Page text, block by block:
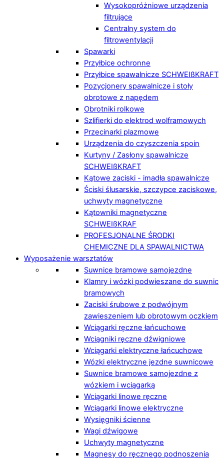
Wysokopróżniowe urządzenia
filtrujące
Centralny system do
filtrowentylacji
Spawarki
Przyłbice ochronne
Przyłbice spawalnicze SCHWEIßKRAFT
Pozycjonery spawalnicze i stoły
obrotowe z napędem
Obrotniki rolkowe
Szlifierki do elektrod wolframowych
Przecinarki plazmowe
Urządzenia do czyszczenia spoin
Kurtyny / Zasłony spawalnicze
SCHWEIßKRAFT
Kątowe zaciski - imadła spawalnicze
Ściski ślusarskie, szczypce zaciskowe,
uchwyty magnetyczne
Kątowniki magnetyczne
SCHWEIßKRAF
PROFESJONALNE ŚRODKI
CHEMICZNE DLA SPAWALNICTWA
Wyposażenie warsztatów
Suwnice bramowe samojezdne
Klamry i wózki podwieszane do suwnic
bramowych
Zaciski śrubowe z podwójnym
zawieszeniem lub obrotowym oczkiem
Wciągarki ręczne łańcuchowe
Wciągniki ręczne dźwigniowe
Wciągarki elektryczne łańcuchowe
Wózki elektryczne jezdne suwnicowe
Suwnice bramowe samojezdne z
wózkiem i wciągarką
Wciągarki linowe ręczne
Wciągarki linowe elektryczne
Wysięgniki ścienne
Wagi dźwigowe
Uchwyty magnetyczne
Magnesy do ręcznego podnoszenia